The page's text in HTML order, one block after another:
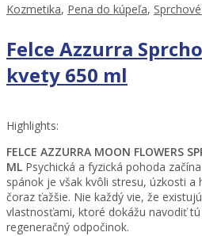
Kozmetika, Pena do kúpeľa,
Felce Azzurra
kvety 650 ml
Highlights:
FELCE AZZURRA MOON FLOWERS
ML Psychická a fyzická pohoda
spánok je však kvôli stresu, úzkosti
čoraz ťažšie. Nie každý vie, že
vlastnosťami, ktoré dokážu navodiť
regeneračný odpočinok.